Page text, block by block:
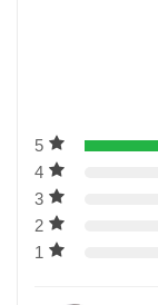
5
4
3
2
1